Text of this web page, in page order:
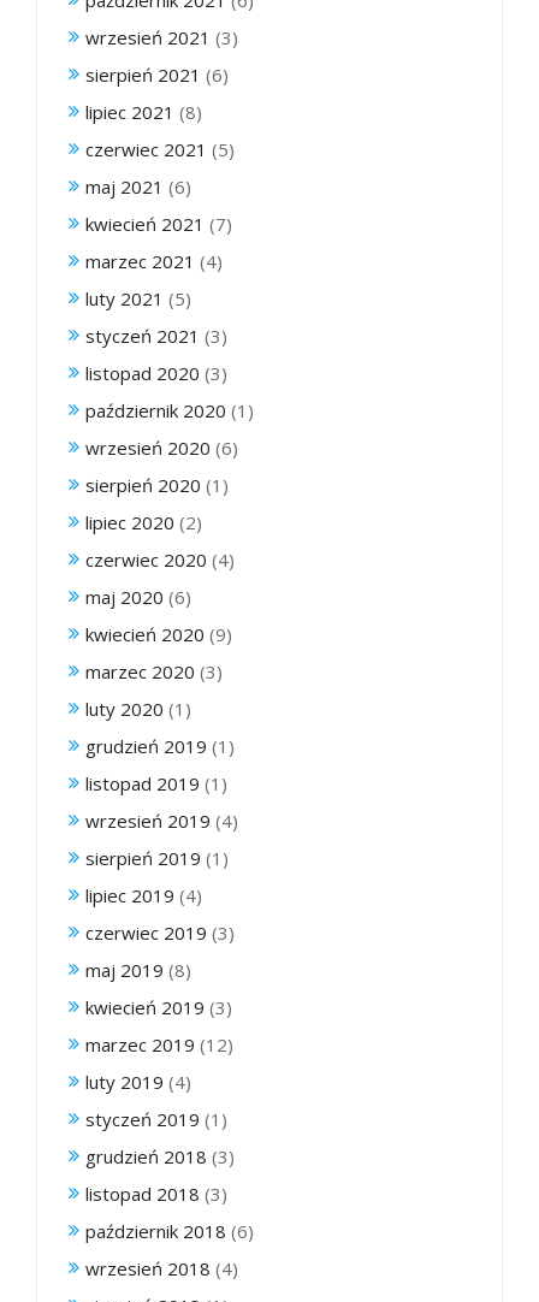
wrzesień 2021 (3)
sierpień 2021 (6)
lipiec 2021 (8)
czerwiec 2021 (5)
maj 2021 (6)
kwiecień 2021 (7)
marzec 2021 (4)
luty 2021 (5)
styczeń 2021 (3)
listopad 2020 (3)
październik 2020 (1)
wrzesień 2020 (6)
sierpień 2020 (1)
lipiec 2020 (2)
czerwiec 2020 (4)
maj 2020 (6)
kwiecień 2020 (9)
marzec 2020 (3)
luty 2020 (1)
grudzień 2019 (1)
listopad 2019 (1)
wrzesień 2019 (4)
sierpień 2019 (1)
lipiec 2019 (4)
czerwiec 2019 (3)
maj 2019 (8)
kwiecień 2019 (3)
marzec 2019 (12)
luty 2019 (4)
styczeń 2019 (1)
grudzień 2018 (3)
listopad 2018 (3)
październik 2018 (6)
wrzesień 2018 (4)